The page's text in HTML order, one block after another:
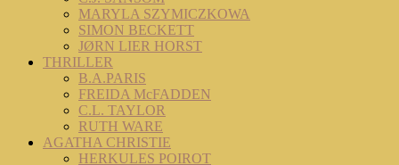
MARYLA SZYMICZKOWA
SIMON BECKETT
JØRN LIER HORST
THRILLER
B.A.PARIS
FREIDA McFADDEN
C.L. TAYLOR
RUTH WARE
AGATHA CHRISTIE
HERKULES POIROT